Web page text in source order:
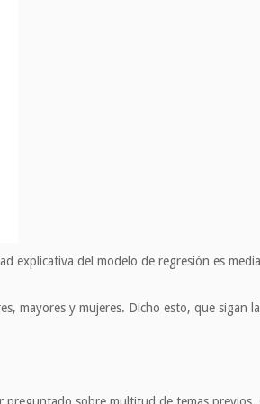
explicativa del modelo de regresión es
mayores y mujeres. Dicho esto, que sigan
sobre multitud de temas